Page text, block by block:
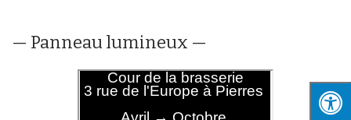
— Panneau lumineux —